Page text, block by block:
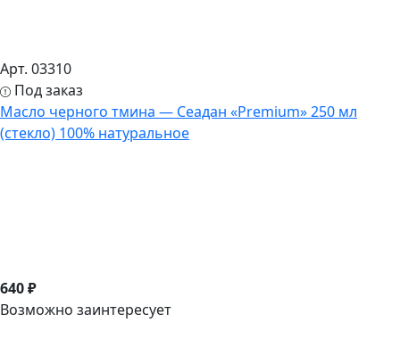
Арт. 03310
Под заказ
Масло черного тмина — Сеадан «Premium» 250 мл
(стекло) 100% натуральное
640 ₽
Возможно заинтересует